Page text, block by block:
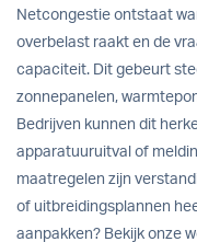
Netcongestie ontstaat
overbelast raakt en de
capaciteit. Dit gebeurt
zonnepanelen,
Bedrijven kunnen dit
apparatuuruitval of
maatregelen zijn
of uitbreidingsplannen
aanpakken? Bekijk onze